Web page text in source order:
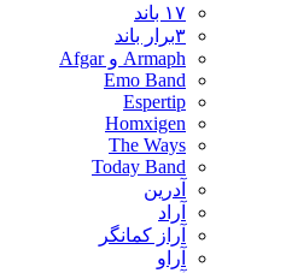
۱۷ باند
۳برار باند
Armaph و Afgar
Emo Band
Espertip
Homxigen
The Ways
Today Band
آدرین
آراد
آراز کمانگر
آراو